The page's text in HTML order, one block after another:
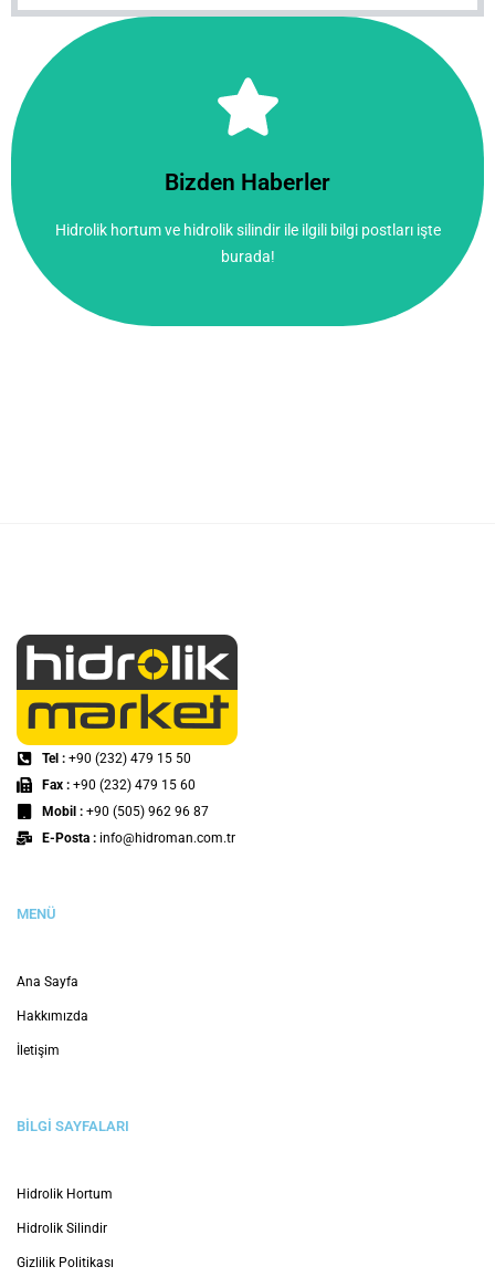
Bizden Haberler
Hidrolik hortum ve hidrolik silindir ile ilgili bilgi postları işte
burada!
Bizden Haberler
burada!
Tıkla!
Tel : +90 (232) 479 15 50
Fax :+90 (232) 479 15 60
Mobil :+90 (505) 962 96 87
E-Posta :info@hidroman.com.tr
MENÜ
Ana Sayfa
Hakkımızda
İletişim
BİLGİ SAYFALARI
Hidrolik Hortum
Hidrolik Silindir
Gizlilik Politikası